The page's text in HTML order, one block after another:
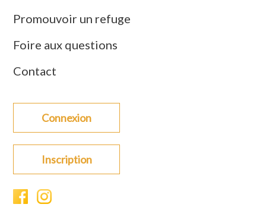
Promouvoir un refuge
Foire aux questions
Contact
Connexion
Inscription